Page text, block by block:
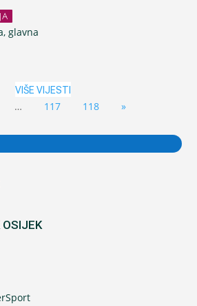
glavna
VIŠE VIJESTI
… 117 118 »
OSIJEK